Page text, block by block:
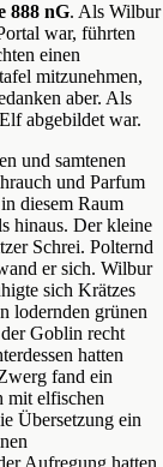
888 nG. Als Wilbur
war, führten
einen
mitzunehmen,
aber. Als
abgebildet war.
und samtenen
und Parfum
diesem Raum
hinaus. Der kleine
Schrei. Polternd
er sich. Wilbur
sich Krätzes
lodernden grünen
Goblin recht
hatten
fand ein
mit elfischen
Übersetzung ein
Aufregung hatten